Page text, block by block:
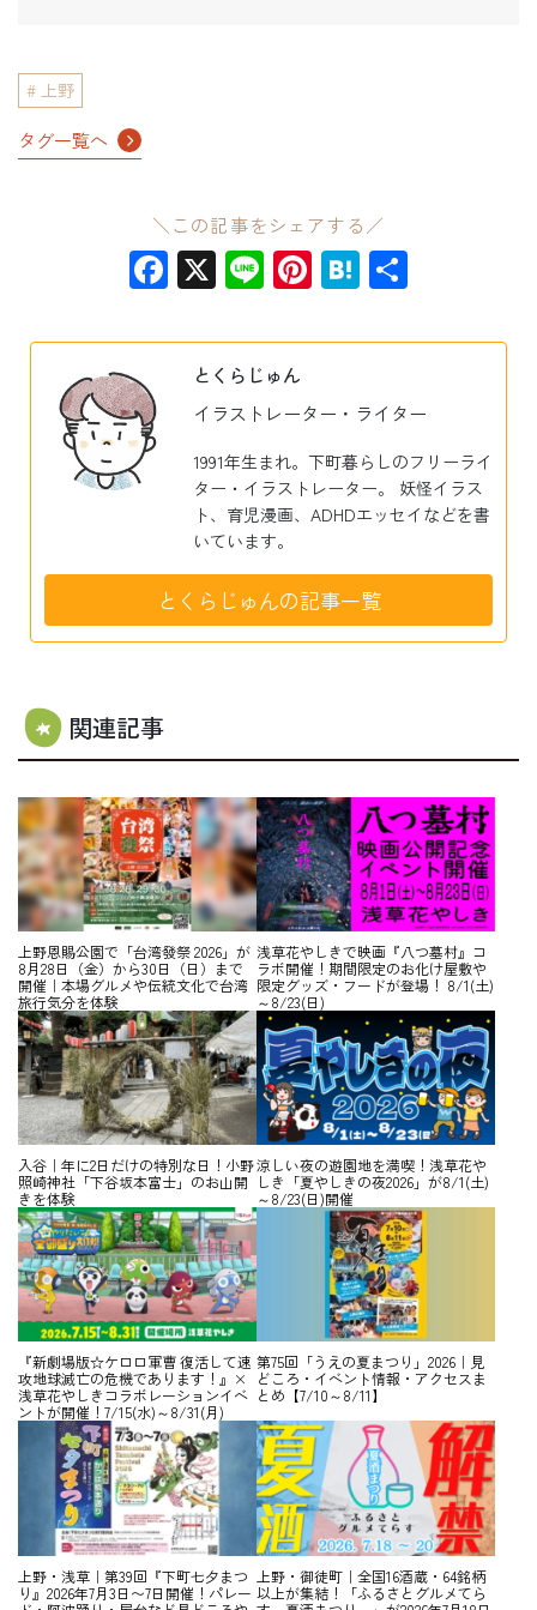
上野
タグ一覧へ
＼この記事をシェアする／
Facebook
X LinePinterest
Hatena
とくらじゅん
イラストレーター・ライター
1991年生まれ。下町暮らしのフリーライ
ター・イラストレーター。 妖怪イラス
ト、育児漫画、ADHDエッセイなどを書
いています。
とくらじゅんの記事一覧
関連記事
上野恩賜公園で「台湾發祭 2026」が
8月28日（金）から30日（日）まで
開催｜本場グルメや伝統文化で台湾
旅行気分を体験
浅草花やしきで映画『八つ墓村』コ
ラボ開催！期間限定のお化け屋敷や
限定グッズ・フードが登場！ 8/1(土)
～8/23(日)
入谷｜年に2日だけの特別な日！小野
照崎神社「下谷坂本富士」のお山開
きを体験
涼しい夜の遊園地を満喫！浅草花や
しき「夏やしきの夜2026」が8/1(土)
～8/23(日)開催
『新劇場版☆ケロロ軍曹 復活して速
攻地球滅亡の危機であります！』×
浅草花やしきコラボレーションイベ
ントが開催！7/15(水)～8/31(月)
第75回「うえの夏まつり」2026｜見
どころ・イベント情報・アクセスま
とめ【7/10～8/11】
上野・浅草｜第39回『下町七夕まつ
り』2026年7月3日〜7日開催！パレー
上野・御徒町｜全国16酒蔵・64銘柄
以上が集結！「ふるさとグルメてら